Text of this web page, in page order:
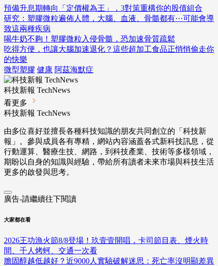
預備升息期轉向「定價權為王」，3對策重構你的股債組合
研究：塑膠微粒遍佈人體，大腦、血液、骨髓都有⋯可能會導
致這兩種疾病
喝牛奶不夠！塑膠微粒入侵骨髓，恐加速骨質疏鬆
吃得方便，也讓大腦加速退化？這些超加工食品正悄悄偷走你
的快樂
微型塑膠 健康 阿茲海默症
科技新報 TechNews
看更多
科技新報 TechNews
由多位喜好並擅長各種科技知識的朋友共同創立的「科技新
報」。參與成員各有專精，網站內容涵蓋各式新科技訊息，從
行動運算、醫療生技、網路，到科技產業、技術等多樣領域，
期盼以自身的知識與經驗，帶給所有讀者未來市場與科技生活
更多的啟發與思考。
廣告-請繼續往下閱讀
大家都在看
2026王功漁火節8/8登場！玖壹壹開唱，卡司節目表、煙火時
間、千人烤蚵、交通一次看
膽固醇越低越好？近9000人實驗破解迷思：死亡率沒明顯差異